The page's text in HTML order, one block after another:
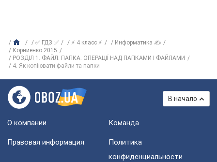
✅ ГДЗ ✅ ⚡ 4 класс ⚡
Информатика ✍
Корниенко 2015
РОЗДІЛ 1. ФАЙЛ. ПАПКА. ОПЕРАЦІЇ НАД ПАПКАМИ І ФАЙЛАМИ
4. Як копіювати файли та папки
В начало
О компании Команда
Правовая информация
Политика
конфиденциальности